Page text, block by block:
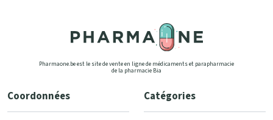
Pharmaone.be est le site de vente en ligne de médicaments et parapharmacie
de la pharmacie Bia
Coordonnées Catégories